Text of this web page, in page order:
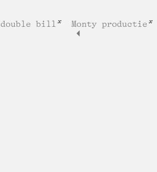
double bill Monty productie